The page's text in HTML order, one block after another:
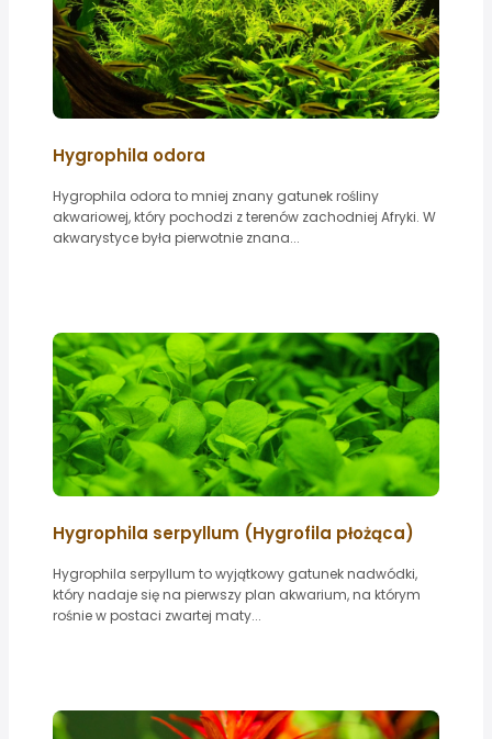
Hygrophila odora
Hygrophila odora to mniej znany gatunek rośliny
akwariowej, który pochodzi z terenów zachodniej Afryki. W
akwarystyce była pierwotnie znana...
Hygrophila serpyllum (Hygrofila płożąca)
Hygrophila serpyllum to wyjątkowy gatunek nadwódki,
który nadaje się na pierwszy plan akwarium, na którym
rośnie w postaci zwartej maty...